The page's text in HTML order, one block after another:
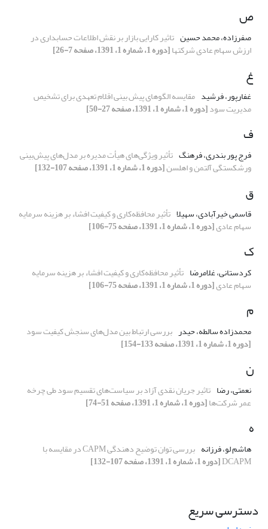
ص
صفرزاده، محمد حسین تاثیر کارایی بازار بر نقش اطلاعات حسابداری در
ارزش سهام عادی شرکتها[دوره 1، شماره 1، 1391، صفحه 7-26]
غ
غفارپور، فرشید مقایسه الگوهای پیش بینی اقلام تعهدی برای تشخیص
مدیریت سود[دوره 1، شماره 1، 1391، صفحه 27-50]
ف
فرج پور بندری، فرهنگ تأثیر ویژگی‌های هیأت مدیره بر مدل‌های پیش‌بینی
ورشکستگی آلتمن و اهلسن[دوره 1، شماره 1، 1391، صفحه 107-132]
ق
قاسمی خیرآبادی، سهیلا تأثیر محافظه‌کاری و کیفیت افشاء بر هزینه سرمایه
سهام عادی[دوره 1، شماره 1، 1391، صفحه 75-106]
ک
کردستانی، غلامرضا تأثیر محافظه‌کاری و کیفیت افشاء بر هزینه سرمایه
سهام عادی[دوره 1، شماره 1، 1391، صفحه 75-106]
م
محمدزاده سالطه، حیدر بررسی ارتباط بین مدل‌های سنجش کیفیت سود
[دوره 1، شماره 1، 1391، صفحه 133-154]
ن
نعمتی، رضا تاثیر جریان‌ نقدی آزاد بر سیاست‌های تقسیم سود طی چرخه
عمر شرکت‌ها[دوره 1، شماره 1، 1391، صفحه 51-74]
ه
هاشم لو، فرزانه بررسی توان توضیح دهندگی CAPM در مقایسه با
DCAPM[دوره 1، شماره 1، 1391، صفحه 107-132]
دسترسی سریع